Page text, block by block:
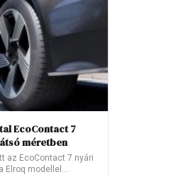
EcoContact 7
méretben
az EcoContact 7 nyári
Elroq modellel…